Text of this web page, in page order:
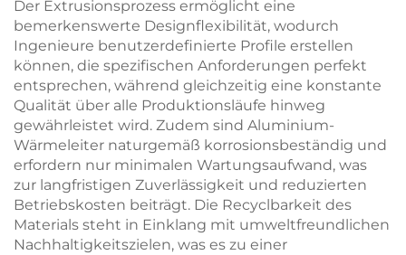
Der Extrusionsprozess ermöglicht eine
bemerkenswerte Designflexibilität, wodurch
Ingenieure benutzerdefinierte Profile erstellen
können, die spezifischen Anforderungen perfekt
entsprechen, während gleichzeitig eine konstante
Qualität über alle Produktionsläufe hinweg
gewährleistet wird. Zudem sind Aluminium-
Wärmeleiter naturgemäß korrosionsbeständig und
erfordern nur minimalen Wartungsaufwand, was
zur langfristigen Zuverlässigkeit und reduzierten
Betriebskosten beiträgt. Die Recyclbarkeit des
Materials steht in Einklang mit umweltfreundlichen
Nachhaltigkeitszielen, was es zu einer